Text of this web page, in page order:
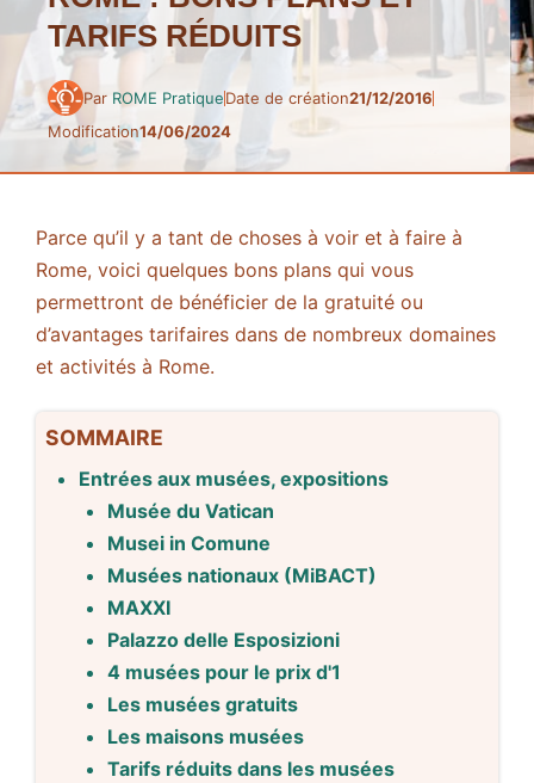
TARIFS RÉDUITS
Par ROME PratiqueDate de création21/12/2016
Modification14/06/2024
Parce qu’il y a tant de choses à voir et à faire à
Rome, voici quelques bons plans qui vous
permettront de bénéficier de la gratuité ou
d’avantages tarifaires dans de nombreux domaines
et activités à Rome.
SOMMAIRE
Entrées aux musées, expositions
Musée du Vatican
Musei in Comune
Musées nationaux (MiBACT)
MAXXI
Palazzo delle Esposizioni
4 musées pour le prix d'1
Les musées gratuits
Les maisons musées
Tarifs réduits dans les musées